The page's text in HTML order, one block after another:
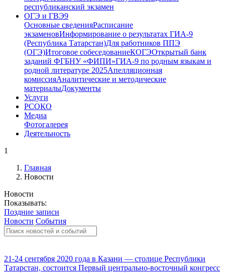
республиканский экзамен
ОГЭ и ГВЭ9
Основные сведенияРасписание
экзаменовИнформирование о результатах ГИА-9
(Республика Татарстан)Для работников ППЭ
(ОГЭ)Итоговое собеседованиеКОГЭОткрытый банк
заданий ФГБНУ «ФИПИ»ГИА-9 по родным языкам и
родной литературе 2025Апелляционная
комиссияАналитические и методические
материалыДокументы
Услуги
РСОКО
Медиа
Фотогалерея
Деятельность
1
Главная
Новости
Новости
Показывать:
Поздние записи
Новости События
21-24 сентября 2020 года в Казани — столице Республики
Татарстан, состоится Первый центрально-восточный конгресс